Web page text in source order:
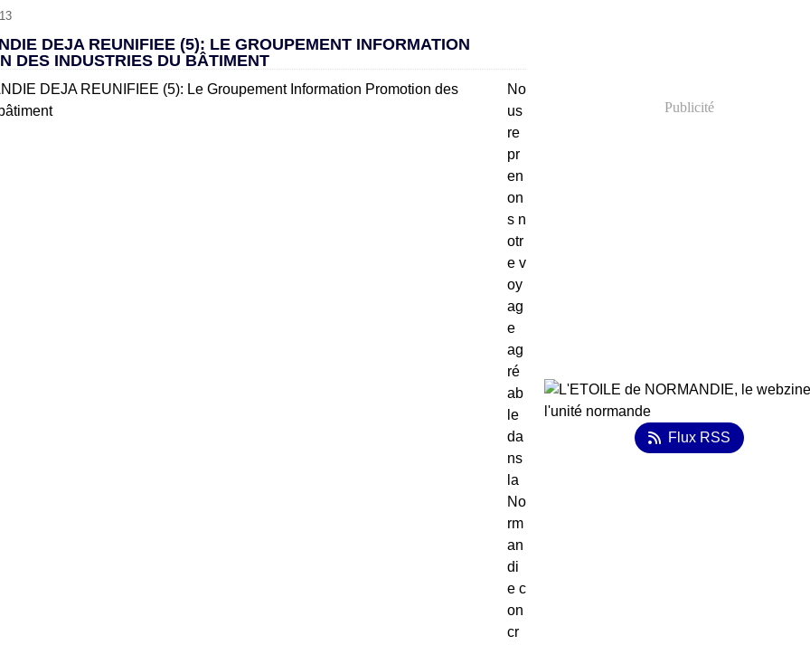
DEJA REUNIFIEE (5): LE GROUPEMENT INFORMATION
DES INDUSTRIES DU BÂTIMENT
No
us
re
pr
en
on
s n
otr
e v
oy
ag
e
ag
ré
ab
le
da
ns
la
No
rm
an
di
e c
on
cr
Publicité
Flux RSS